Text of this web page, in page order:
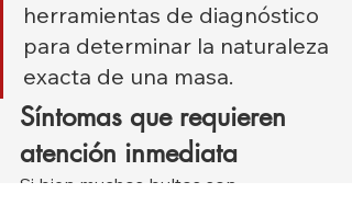
herramientas de diagnóstico
para determinar la naturaleza
exacta de una masa.
Síntomas que requieren
atención inmediata
Si bien muchos bultos son